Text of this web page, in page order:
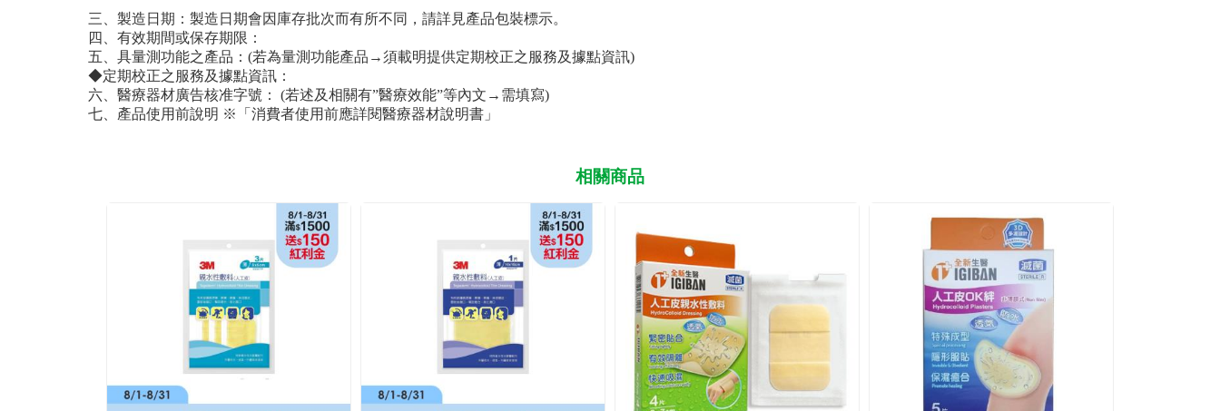
三、製造日期：製造日期會因庫存批次而有所不同，請詳見產品包裝標示。
四、有效期間或保存期限：
五、具量測功能之產品：(若為量測功能產品→須載明提供定期校正之服務及據點資訊)
◆定期校正之服務及據點資訊：
六、醫療器材廣告核准字號： (若述及相關有”醫療效能”等內文→需填寫)
七、產品使用前說明 ※「消費者使用前應詳閱醫療器材說明書」
相關商品